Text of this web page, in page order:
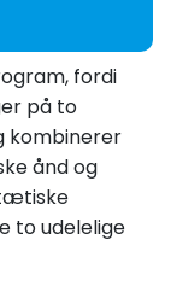
fordi
på to
kombinerer
ånd og
to udelelige